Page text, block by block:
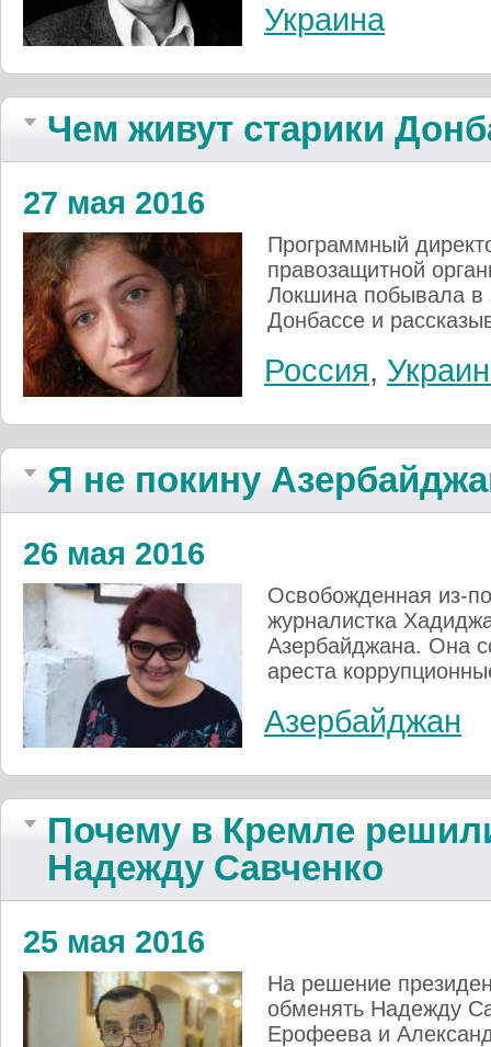
Украина
Чем живут старики
27 мая 2016
Программный
правозащитной
Локшина побывала в
Донбассе и
Россия,
Я не покину
26 мая 2016
Освобожденная из-
журналистка
Азербайджана. Она
ареста
Азербайджан
Почему в Кремле
Надежду Савченко
25 мая 2016
На решение
обменять Надежду
Ерофеева и